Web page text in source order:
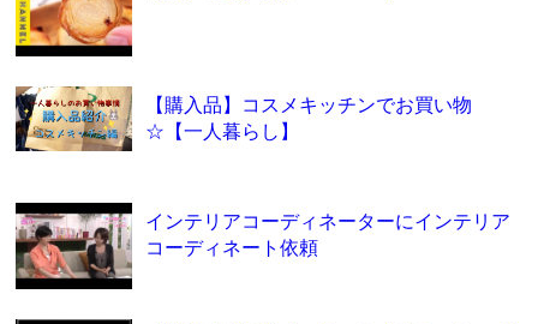
【購入品】コスメキッチンでお買い物
☆【一人暮らし】
インテリアコーディネーターにインテリア
コーディネート依頼